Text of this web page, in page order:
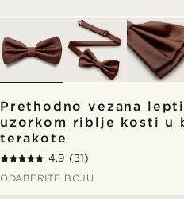
Prethodno vezana
uzorkom riblje kosti u
terakote
4.9 (31)
ODABERITE BOJU